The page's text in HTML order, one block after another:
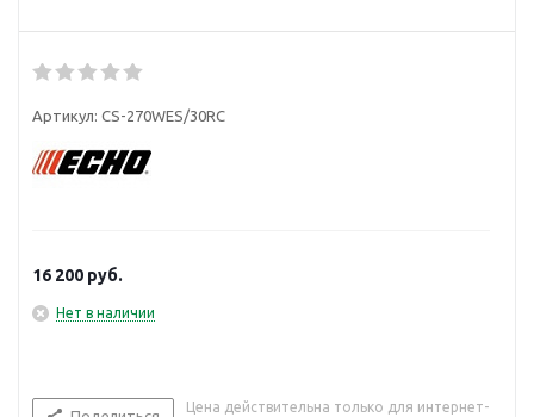
Артикул: CS-270WES/30RC
16 200 руб.
Нет в наличии
Цена действительна только для интернет-